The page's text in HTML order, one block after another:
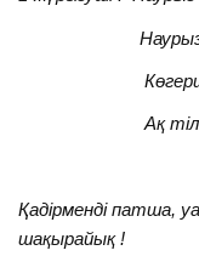
Наурыз айы
Көгершіндер
Ақ тілектер
Қадірменді патша,
шақырайық !